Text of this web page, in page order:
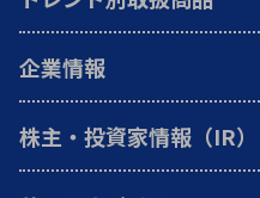
企業情報
株主・投資家情報（IR）